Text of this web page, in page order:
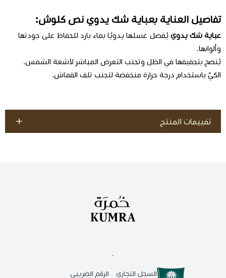
تفاصيل العناية بعباية شك يدوي نص كلوش:
عباية شك يدوي يُفضل غسلها يدويًا بماء بارد للحفاظ على جودتها
وألوانها.
يُنصح بتجفيفها في الظل وتجنب التعرض المباشر لأشعة الشمس.
الكيّ باستخدام درجة حرارة منخفضة لتجنب تلف القماش.
تقييمات المنتج
السجل التجاري
الرقم الضريبي